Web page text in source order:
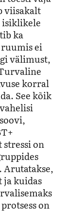
viisakalt
isiklikele
ka
ei
välimust,
korral
See kõik
stressi on
Arutatakse,
ja kuidas
on